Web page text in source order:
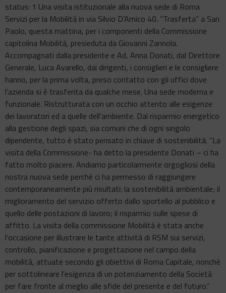
status: 1 Una visita istituzionale alla nuova sede di Roma
Servizi per la Mobilità in via Silvio D’Amico 40. “Trasferta” a San
Paolo, questa mattina, per i componenti della Commissione
capitolina Mobilità, presieduta da Giovanni Zannola.
Accompagnati dalla presidente e Ad, Anna Donati, dal Direttore
Generale, Luca Avarello, dai dirigenti, i consiglieri e le consigliere
hanno, per la prima volta, preso contatto con gli uffici dove
l’azienda si è trasferita da qualche mese. Una sede moderna e
funzionale. Ristrutturata con un occhio attento alle esigenze
dei lavoratori ed a quelle dell’ambiente. Dal risparmio energetico
alla gestione degli spazi, sia comuni che di ogni singolo
dipendente, tutto è stato pensato in chiave di sostenibilità. “La
visita della Commissione- ha detto la presidente Donati – ci ha
fatto molto piacere. Andiamo particolarmente orgogliosi della
nostra nuova sede perché ci ha permesso di raggiungere
contemporaneamente più risultati: la sostenibilità ambientale; il
miglioramento del servizio offerto dallo sportello al pubblico e
quello delle postazioni di lavoro; il risparmio sulle spese di
affitto. La visita della commissione Mobilità è stata anche
l’occasione per illustrare le tante attività di RSM sui servizi,
controllo, pianificazione e progettazione nel campo della
mobilità, attuate secondo gli obiettivi di Roma Capitale, nonchè
per sottolineare l’esigenza di un potenziamento della Società
per fare fronte al meglio alle sfide del presente e del futuro.”